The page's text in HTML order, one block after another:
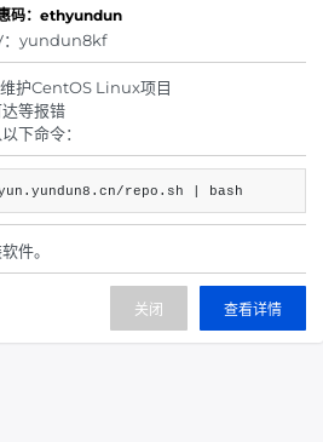
立即购买
行短信/邮件通知，所以我们强烈推
手机和邮箱 ，通过手机和邮箱
码：ethyundun
：yundun8kf
护CentOS Linux项目
等报错
下命令：
repo.sh | bash
件。
查看详情
关闭